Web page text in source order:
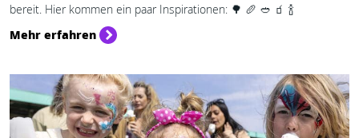
bereit. Hier kommen ein paar Inspirationen: 🌳 🥖 🥙 🧃 🍾
Mehr erfahren